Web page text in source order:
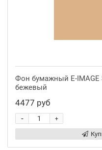
Фон бумажный E-IMAGE
бежевый
4477 руб
+
-